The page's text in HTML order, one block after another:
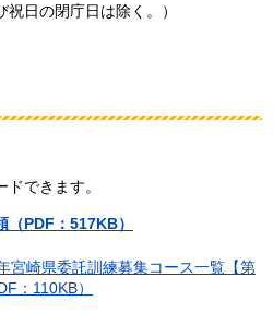
祝日の閉庁日は除く。）
できます。
（PDF：517KB）
宮崎県委託訓練募集コース一覧【第
：110KB）